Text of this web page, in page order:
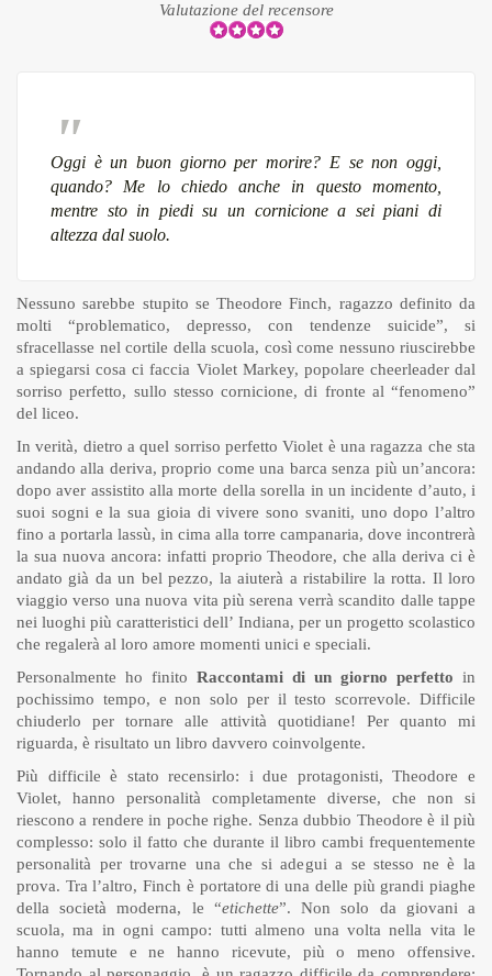
Valutazione del recensore
Oggi è un buon giorno per morire? E se non oggi,
quando? Me lo chiedo anche in questo momento,
mentre sto in piedi su un cornicione a sei piani di
altezza dal suolo.
Nessuno sarebbe stupito se Theodore Finch, ragazzo definito da
molti “problematico, depresso, con tendenze suicide”, si
sfracellasse nel cortile della scuola, così come nessuno riuscirebbe
a spiegarsi cosa ci faccia Violet Markey, popolare cheerleader dal
sorriso perfetto, sullo stesso cornicione, di fronte al “fenomeno”
del liceo.
In verità, dietro a quel sorriso perfetto Violet è una ragazza che sta
andando alla deriva, proprio come una barca senza più un’ancora:
dopo aver assistito alla morte della sorella in un incidente d’auto, i
suoi sogni e la sua gioia di vivere sono svaniti, uno dopo l’altro
fino a portarla lassù, in cima alla torre campanaria, dove incontrerà
la sua nuova ancora: infatti proprio Theodore, che alla deriva ci è
andato già da un bel pezzo, la aiuterà a ristabilire la rotta. Il loro
viaggio verso una nuova vita più serena verrà scandito dalle tappe
nei luoghi più caratteristici dell’ Indiana, per un progetto scolastico
che regalerà al loro amore momenti unici e speciali.
Personalmente ho finito Raccontami di un giorno perfetto in
pochissimo tempo, e non solo per il testo scorrevole. Difficile
chiuderlo per tornare alle attività quotidiane! Per quanto mi
riguarda, è risultato un libro davvero coinvolgente.
Più difficile è stato recensirlo: i due protagonisti, Theodore e
Violet, hanno personalità completamente diverse, che non si
riescono a rendere in poche righe. Senza dubbio Theodore è il più
complesso: solo il fatto che durante il libro cambi frequentemente
personalità per trovarne una che si adegui a se stesso ne è la
prova. Tra l’altro, Finch è portatore di una delle più grandi piaghe
della società moderna, le “etichette”. Non solo da giovani a
scuola, ma in ogni campo: tutti almeno una volta nella vita le
hanno temute e ne hanno ricevute, più o meno offensive.